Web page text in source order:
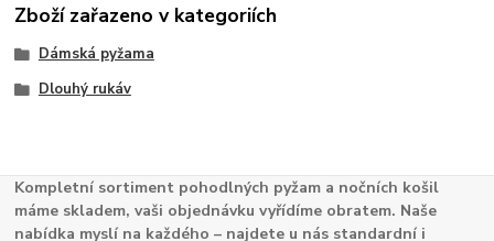
Zboží zařazeno v kategoriích
Dámská pyžama
Dlouhý rukáv
Kompletní sortiment pohodlných pyžam a nočních košil
máme skladem, vaši objednávku vyřídíme obratem. Naše
nabídka myslí na každého – najdete u nás standardní i